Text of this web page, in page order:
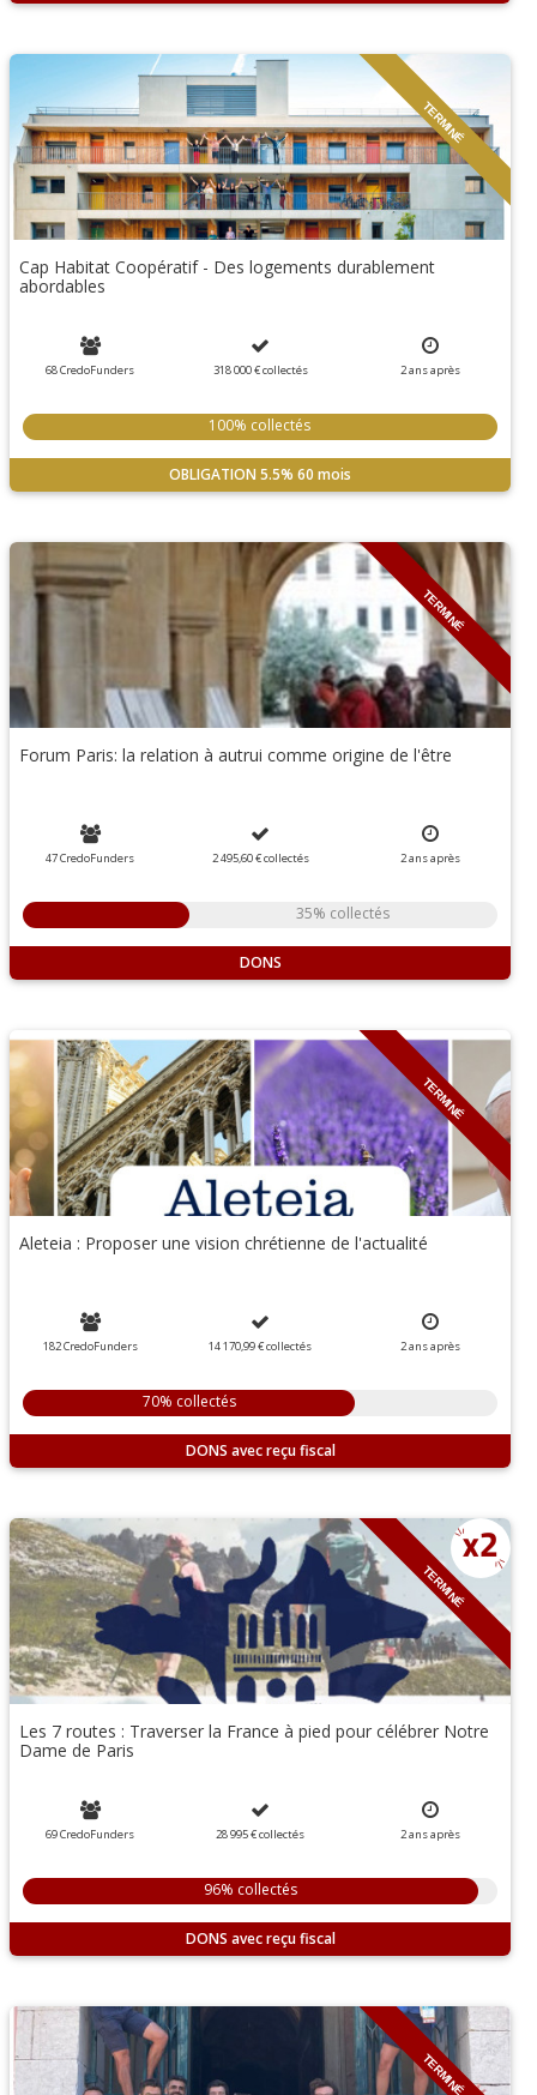
TERMINÉ
Cap Habitat Coopératif - Des logements durablement
abordables
68 CredoFunders 318 000 €collectés 2ansaprès
100% collectés
OBLIGATION 5.5% 60 mois
TERMINÉ
Forum Paris: la relation à autrui comme origine de l'être
47 CredoFunders 2 495,60 €collectés 2ansaprès
35% collectés
DONS
TERMINÉ
Aleteia : Proposer une vision chrétienne de l'actualité
182 CredoFunders 14 170,99 €collectés 2ansaprès
70% collectés
DONS
TERMINÉ
Les 7 routes : Traverser la France à pied pour célébrer Notre
Dame de Paris
69 CredoFunders 28 995 €collectés 2ansaprès
96% collectés
DONS
TERMINÉ